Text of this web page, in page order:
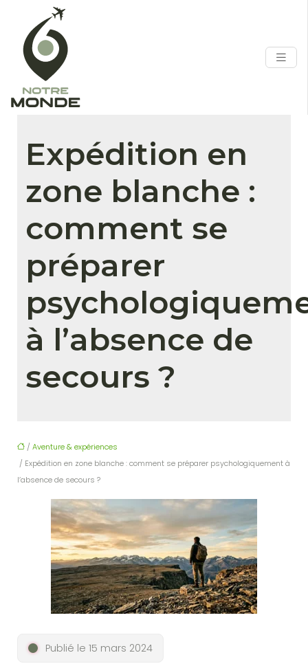
Expédition en
zone blanche :
comment se
préparer
à l’absence de
secours ?
/ Aventure & expériences
/ Expédition en zone blanche : comment se préparer psychologiquement à
l’absence de secours ?
Publié le 15 mars 2024